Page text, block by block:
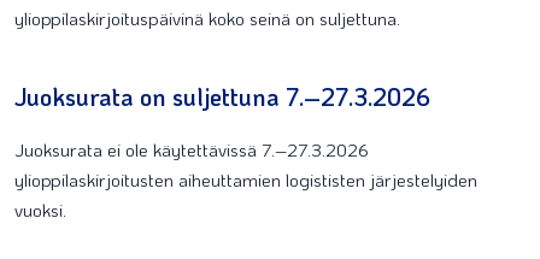
ylioppilaskirjoituspäivinä koko seinä on suljettuna.
Juoksurata on suljettuna 7.–27.3.2026
Juoksurata ei ole käytettävissä 7.–27.3.2026
ylioppilaskirjoitusten aiheuttamien logististen järjestelyiden
vuoksi.